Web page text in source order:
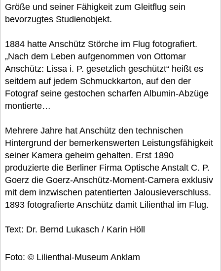
Größe und seiner Fähigkeit zum Gleitflug sein
bevorzugtes Studienobjekt.
1884 hatte Anschütz Störche im Flug fotografiert.
„Nach dem Leben aufgenommen von Ottomar
Anschütz: Lissa i. P. gesetzlich geschützt“ heißt es
seitdem auf jedem Schmuckkarton, auf den der
Fotograf seine gestochen scharfen Albumin-Abzüge
montierte…
Mehrere Jahre hat Anschütz den technischen
Hintergrund der bemerkenswerten Leistungsfähigkeit
seiner Kamera geheim gehalten. Erst 1890
produzierte die Berliner Firma Optische Anstalt C. P.
Goerz die Goerz-Anschütz-Moment-Camera exklusiv
mit dem inzwischen patentierten Jalousieverschluss.
1893 fotografierte Anschütz damit Lilienthal im Flug.
Text: Dr. Bernd Lukasch / Karin Höll
Foto: © Lilienthal-Museum Anklam